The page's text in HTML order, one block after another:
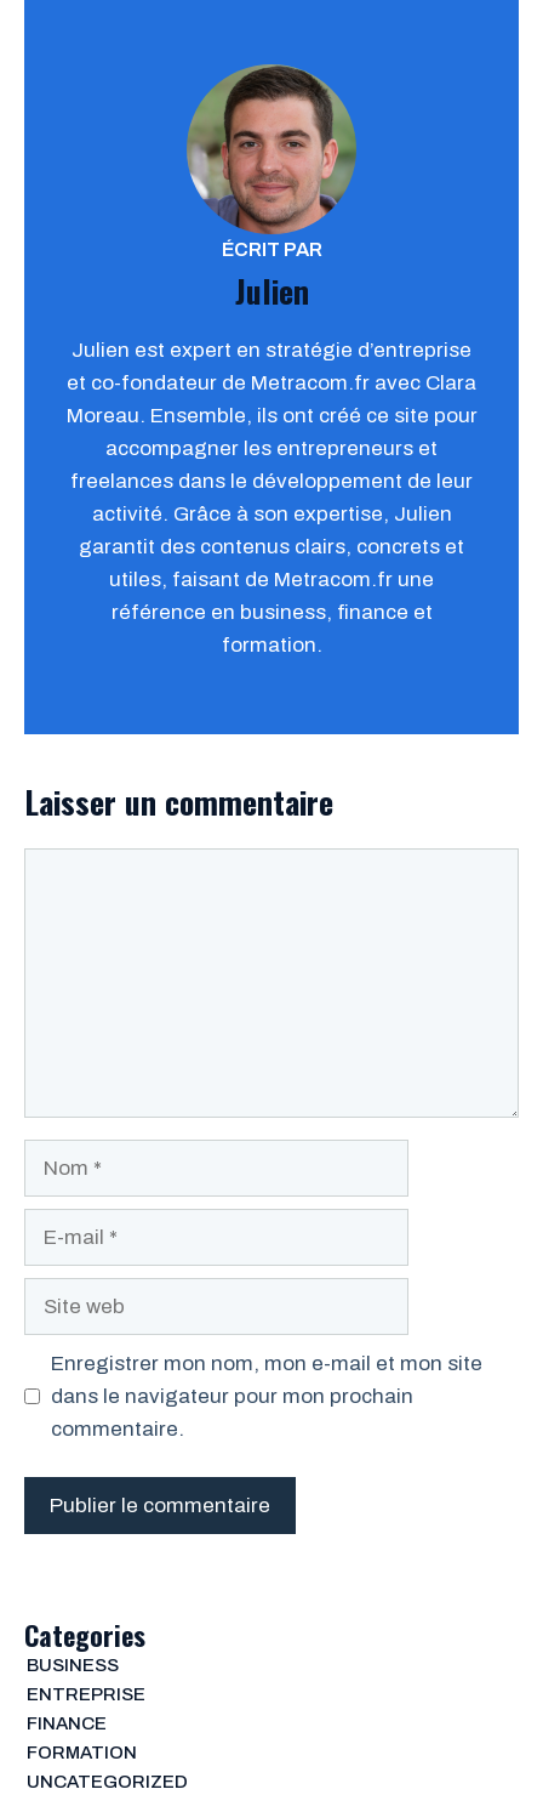
ÉCRIT PAR
Julien
Julien est expert en stratégie d’entreprise
et co-fondateur de Metracom.fr avec Clara
Moreau. Ensemble, ils ont créé ce site pour
accompagner les entrepreneurs et
freelances dans le développement de leur
activité. Grâce à son expertise, Julien
garantit des contenus clairs, concrets et
utiles, faisant de Metracom.fr une
référence en business, finance et
formation.
Laisser un commentaire
Site
Enregistrer mon nom, mon e-mail et mon site
dans le navigateur pour mon prochain
commentaire.
Categories
BUSINESS
ENTREPRISE
FINANCE
FORMATION
UNCATEGORIZED